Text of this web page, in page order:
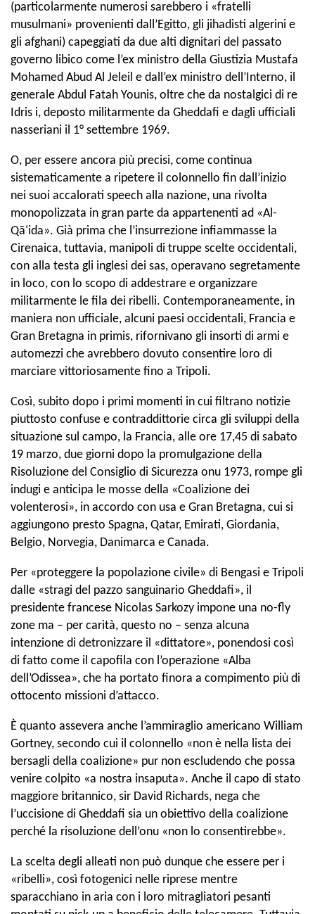
(particolarmente numerosi sarebbero i «fratelli
musulmani» provenienti dall’Egitto, gli jihadisti algerini e
gli afghani) capeggiati da due alti dignitari del passato
governo libico come l’ex ministro della Giustizia Mustafa
Mohamed Abud Al Jeleil e dall’ex ministro dell’Interno, il
generale Abdul Fatah Younis, oltre che da nostalgici di re
Idris i, deposto militarmente da Gheddafi e dagli ufficiali
nasseriani il 1° settembre 1969.
O, per essere ancora più precisi, come continua
sistematicamente a ripetere il colonnello fin dall’inizio
nei suoi accalorati speech alla nazione, una rivolta
monopolizzata in gran parte da appartenenti ad «Al-
Qāʿida». Già prima che l’insurrezione infiammasse la
Cirenaica, tuttavia, manipoli di truppe scelte occidentali,
con alla testa gli inglesi dei sas, operavano segretamente
in loco, con lo scopo di addestrare e organizzare
militarmente le fila dei ribelli. Contemporaneamente, in
maniera non ufficiale, alcuni paesi occidentali, Francia e
Gran Bretagna in primis, rifornivano gli insorti di armi e
automezzi che avrebbero dovuto consentire loro di
marciare vittoriosamente fino a Tripoli.
Così, subito dopo i primi momenti in cui filtrano notizie
piuttosto confuse e contraddittorie circa gli sviluppi della
situazione sul campo, la Francia, alle ore 17,45 di sabato
19 marzo, due giorni dopo la promulgazione della
Risoluzione del Consiglio di Sicurezza onu 1973, rompe gli
indugi e anticipa le mosse della «Coalizione dei
volenterosi», in accordo con usa e Gran Bretagna, cui si
aggiungono presto Spagna, Qatar, Emirati, Giordania,
Belgio, Norvegia, Danimarca e Canada.
Per «proteggere la popolazione civile» di Bengasi e Tripoli
dalle «stragi del pazzo sanguinario Gheddafi», il
presidente francese Nicolas Sarkozy impone una no-fly
zone ma – per carità, questo no – senza alcuna
intenzione di detronizzare il «dittatore», ponendosi così
di fatto come il capofila con l’operazione «Alba
dell’Odissea», che ha portato finora a compimento più di
ottocento missioni d’attacco.
È quanto assevera anche l’ammiraglio americano William
Gortney, secondo cui il colonnello «non è nella lista dei
bersagli della coalizione» pur non escludendo che possa
venire colpito «a nostra insaputa». Anche il capo di stato
maggiore britannico, sir David Richards, nega che
l’uccisione di Gheddafi sia un obiettivo della coalizione
perché la risoluzione dell’onu «non lo consentirebbe».
La scelta degli alleati non può dunque che essere per i
«ribelli», così fotogenici nelle riprese mentre
sparacchiano in aria con i loro mitragliatori pesanti